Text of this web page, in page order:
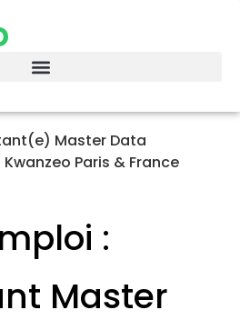
Master Data
Paris & France
:
Master